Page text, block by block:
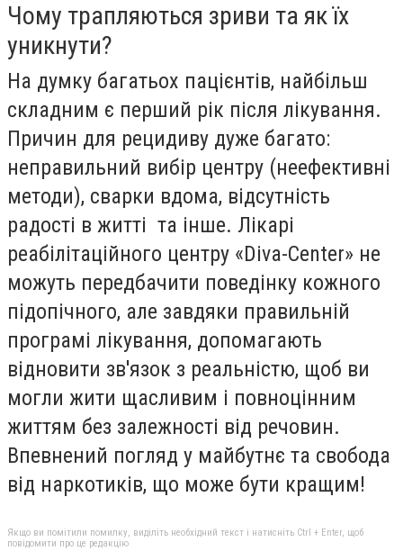
Чому трапляються зриви та як їх
уникнути?
На думку багатьох пацієнтів, найбільш
складним є перший рік після лікування.
Причин для рецидиву дуже багато:
неправильний вибір центру (неефективні
методи), сварки вдома, відсутність
радості в житті та інше. Лікарі
реабілітаційного центру «Diva-Center» не
можуть передбачити поведінку кожного
підопічного, але завдяки правильній
програмі лікування, допомагають
відновити зв'язок з реальністю, щоб ви
могли жити щасливим і повноцінним
життям без залежності від речовин.
Впевнений погляд у майбутнє та свобода
від наркотиків, що може бути кращим!
Якщо ви помітили помилку, виділіть необхідний текст і натисніть Ctrl + Enter, щоб
повідомити про це редакцію